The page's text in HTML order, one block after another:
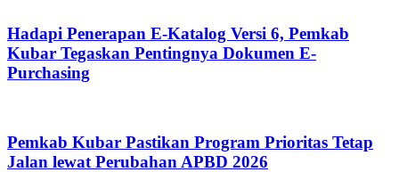
Hadapi Penerapan E-Katalog Versi 6, Pemkab
Kubar Tegaskan Pentingnya Dokumen E-
Purchasing
Pemkab Kubar Pastikan Program Prioritas Tetap
Jalan lewat Perubahan APBD 2026